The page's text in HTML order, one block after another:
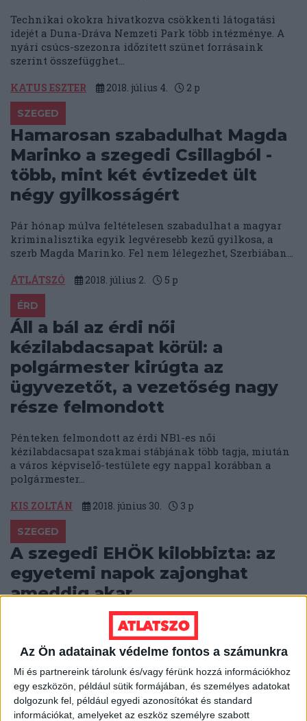
Az Ön adatainak védelme fontos a számunkra
Mi és partnereink tárolunk és/vagy férünk hozzá információkhoz
egy eszközön, például sütik formájában, és személyes adatokat
dolgozunk fel, például egyedi azonosítókat és standard
információkat, amelyeket az eszköz személyre szabott
Technikai okokra hivatkozva csökkenti látogatási
idejét a Duna-Dráva Nemzeti Park több intézménye. A
nyári csúcs-szezonra időzített szünet forrásaink
szerint összefügghet...
KATUS ESZTER 2018. július 4. 2 p
SZEGED
Hamarosan szabadulhat Magda
Marinko a szegedi Csillagból -
több, mint két évtizedet ült
négy gyilkosságért
Pár hónap múlva feltételesen szabadulhat a magyar
kriminalisztika egyik legvéresebb kezű gyilkosa, a
szerb Magda Marinko. Fel nem lélegezhet, Szerbiában...
ÁTLÁTSZÓ 2018. július 2. 5 p
ÉRD
Áll a bál az érdi női
kézilabdacsapat körül: a
polgármester kirúgta az
ügyvezetőt, a vezetőség nagy
része felmondott
Pénteken felmondott az érdi NB1-es női
kézilabdacsapat szakmai stábjának több tagja, miután
a város képviselő-testülete egy nappal korábban a
polgármester...
KIS ZOLTÁN 2018. június 30. 3 p
SZEGED
A szegedi EHÖK kilobbizta: az
egyetemi napok zajonghat
ameddig akar
A Szegedi Egyetemi Napok (SZEN) is hangosíthat akár
éjfél után is – ennyit “lazult” Szeged sokat vitatott
zajrendelete. Olvasóink egyébként...
B. KOVÁCS TAMÁS 2018. június 28. 2p
HANGULATJAVÍTÓ INTÉZKEDÉSEK